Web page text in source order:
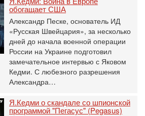
обогащает США
Александр Песке, основатель ИД
«Русская Швейцария», за несколько
дней до начала военной операции
России на Украине подготовил
замечательное интервью с Яковом
Кедми. С любезного разрешения
Александра…
Я.Кедми о скандале со шпионской
программой "Пегасус" (Pegasus)